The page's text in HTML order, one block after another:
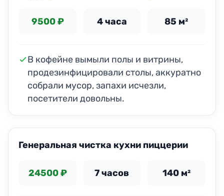
9500 ₽ 4 часа 85 м²
В кофейне вымыли полы и витрины,
продезинфицировали столы, аккуратно
собрали мусор, запахи исчезли,
посетители довольны.
Генеральная чистка кухни пиццерии
24500 ₽ 7 часов 140 м²